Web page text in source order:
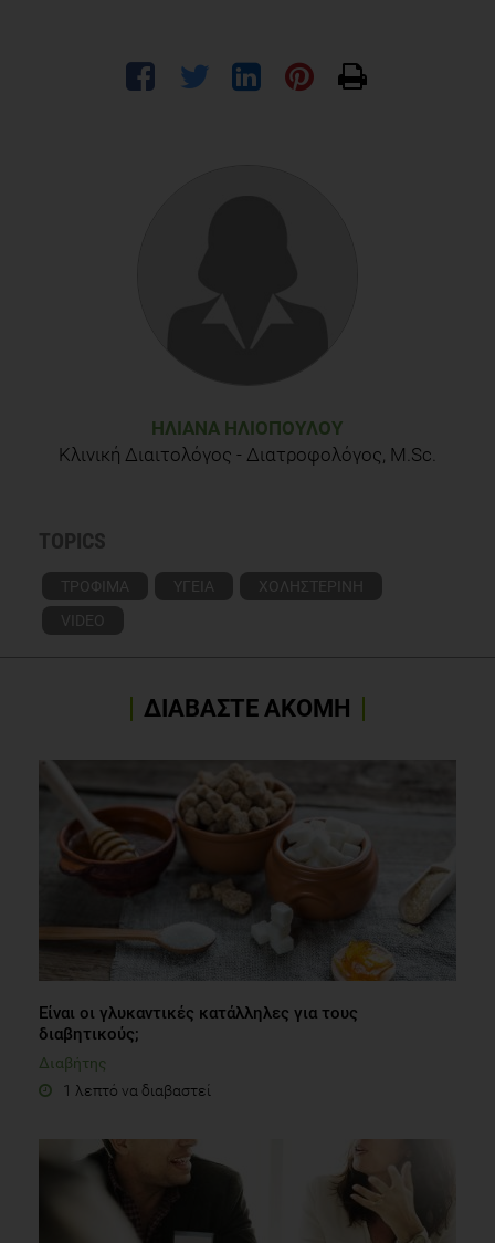
ΗΛΙΆΝΑ ΗΛΙΟΠΟΎΛΟΥ
Κλινική Διαιτολόγος - Διατροφολόγος, M.Sc.
TOPICS
ΤΡΟΦΙΜΑ ΥΓΕΙΑ
ΧΟΛΗΣΤΕΡΙΝΗ
VIDEO
ΔΙΑΒΑΣΤΕ ΑΚΟΜΗ
Είναι οι γλυκαντικές κατάλληλες για τους
διαβητικούς;
Διαβήτης
1 λεπτό να διαβαστεί